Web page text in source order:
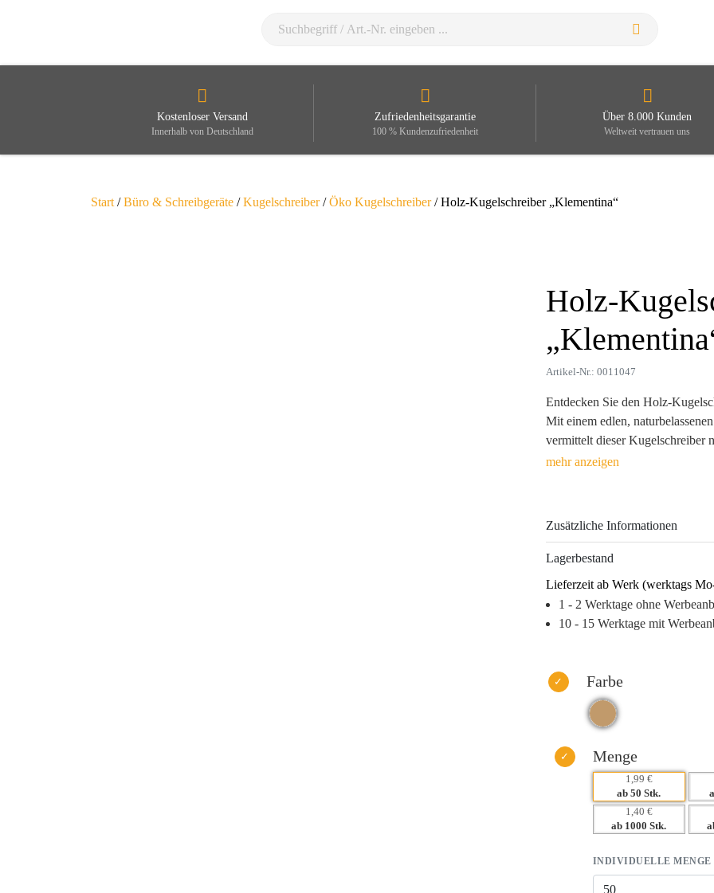
Kostenloser Versand
Innerhalb von Deutschland
Zufriedenheitsgarantie
100 % Kundenzufriedenheit
Über 8.000 Kunden
Weltweit vertrauen uns
Start /Büro & Schreibgeräte /Kugelschreiber/Öko Kugelschreiber/ Holz-Kugelschreiber „Klementina“
Holz-
Artikel-Nr.: 0011047
Entdecken Sie den Holz-
Mit einem edlen,
vermittelt dieser Kugelschreiber
bei Meetings oder in Büros,
Wiedererkennung zu verleihen,
des Produkts haben.
Warum dieses Produkt Ihre
Markenpräsenz.
– Hohe Anpassungsfähigkeit
– Ideal für Events, Messen und
Zusätzliche Informationen
Lagerbestand
Lieferzeit ab Werk (werktags
1 - 2 Werktage ohne
10 - 15 Werktage mit
Farbe
Menge
1,99 €
ab 50 Stk.
1,40 €
ab 1000 Stk.
INDIVIDUELLE MENGE